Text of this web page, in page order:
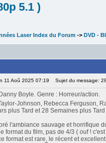
5.1 )
Laser Index du Forum -> DVD -
11 Aoû 2025 07:19 Sujet du message:
Boyle. Genre : Horreur/action.
Johnson, Rebecca Ferguson,
plus Tard et 28 Semaines plus
l'ambiance sauvage et horrifique
format du film, pas de 4/3 ( ouf !
format est rare, le récent et